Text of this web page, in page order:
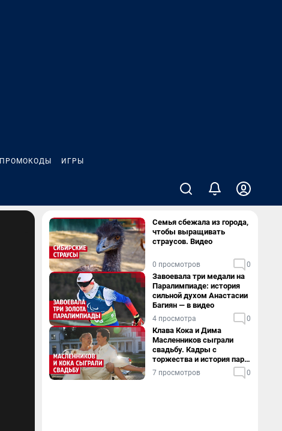
ПРОМОКОДЫ ИГРЫ
Семья сбежала из города,
чтобы выращивать
страусов. Видео
0 просмотров 0
Завоевала три медали на
Паралимпиаде: история
сильной духом Анастасии
Багиян — в видео
4 просмотра 0
Клава Кока и Дима
Масленников сыграли
свадьбу. Кадры с
торжества и история пары
— в видео
7 просмотров 0